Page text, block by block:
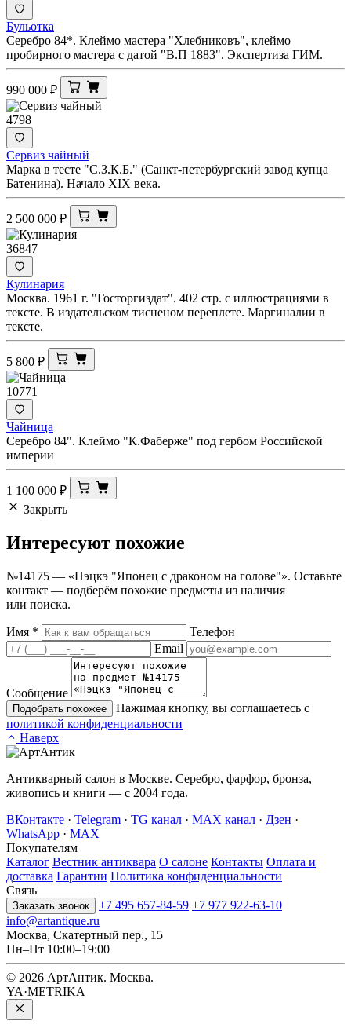
Бульотка
Серебро 84*. Клеймо мастера "Хлебниковъ", клеймо
пробирного мастера с датой "В.П 1883". Экспертиза ГИМ.
990 000 ₽
4798
Сервиз чайный
Марка в тесте "С.З.К.Б." (Санкт-петербургский завод купца
Батенина). Начало XIX века.
2 500 000 ₽
36847
Кулинария
Москва. 1961 г. "Госторгиздат". 402 стр. с иллюстрациями в
тексте. В издательском тисненом переплете. Маргиналии в
тексте.
5 800 ₽
10771
Чайница
Серебро 84". Клеймо "К.Фаберже" под гербом Российской
империи
1 100 000 ₽
Закрыть
Интересуют похожие
№14175 — «Нэцкэ "Японец с драконом на голове"». Оставьте
контакт — подберём похожие предметы из наличия
или поиска.
Имя *
Телефон
Email
Сообщение
Подобрать похожее
Нажимая кнопку, вы соглашаетесь с
политикой конфиденциальности
Наверх
Антикварный салон в Москве. Серебро, фарфор, бронза,
живопись и книги — с 2004 года.
ВКонтакте · Telegram · TG канал · MAX канал · Дзен ·
WhatsApp · MAX
Покупателям
Каталог Вестник антиквара О салоне Контакты Оплата и
доставка Гарантии Политика конфиденциальности
Связь
Заказать звонок +7 495 657-84-59 +7 977 922-63-10
info@artantique.ru
Москва, Скатертный пер., 15
Пн–Пт 10:00–19:00
© 2026 АртАнтик. Москва.
YA·METRIKA